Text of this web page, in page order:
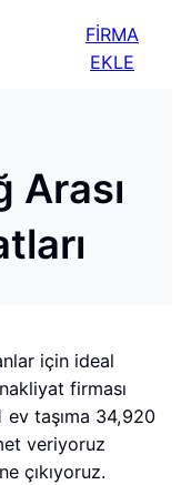
FİRMA
EKLE
Arası
için ideal
firması
taşıma 34,920
veriyoruz
çıkıyoruz.